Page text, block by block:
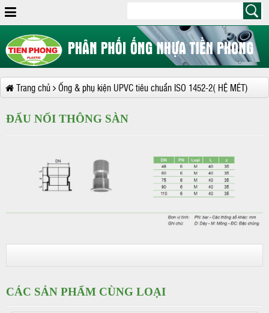
Trang chủ Ống & phụ kiện UPVC tiêu chuẩn ISO 1452-2( HỆ MÉT)
ĐẤU NỐI THÔNG SÀN
CÁC SẢN PHẨM CÙNG LOẠI